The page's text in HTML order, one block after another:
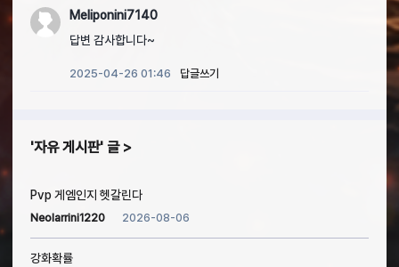
Meliponini7140
답변 감사합니다~
2025-04-26 01:46 답글쓰기
자유 게시판 글
Pvp 게엠인지 헷갈린다
Neolarrini1220 2026-08-06
강화확률